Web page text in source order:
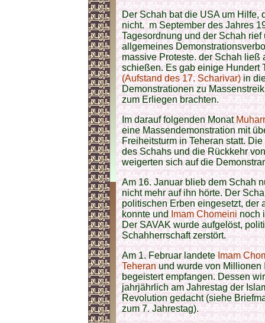
Der Schah bat die USA um Hilfe,
nicht. m September des Jahres
Tagesordnung und der Schah
allgemeines
massive Proteste. der Schah ließ
schießen. Es gab einige Hundert
(Aufstand des 17. Scharivar)in
Demonstrationen zu
zum Erliegen brachten.
Im darauf folgenden Monat
eine Massendemonstration mit
Freiheitsturm in Teheran statt.
des Schahs und die Rückkehr
weigerten sich auf die
Am 16. Januar blieb dem Schah
nicht mehr auf ihn hörte. Der
politischen Erben eingesetzt, der
konnte undImam Chomeininoch
Der SAVAK wurde aufgelöst,
Schahherrschaft zerstört.
Am 1. Februar landeteImam
Teheranund wurde von Millionen
begeistert empfangen. Dessen
jahrjährlich am Jahrestag der
Revolution gedacht (siehe
zum 7. Jahrestag).